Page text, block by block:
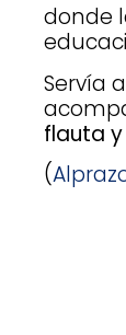
donde
Servía
flauta
(